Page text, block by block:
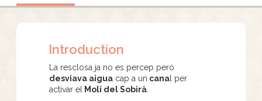
Introduction
La resclosa ja no es percep però
desviava aigua cap a un cana l per
activar el
Molí del Sobirà